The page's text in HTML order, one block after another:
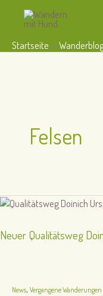
Startseite
Felsen
Neuer Qualitätsweg
News, Vergangene Wanderungen